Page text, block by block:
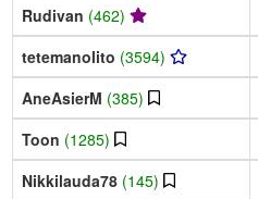
Rudivan (462)
tetemanolito (3594)
AneAsierM (385)
Toon (1285)
Nikkilauda78 (145)